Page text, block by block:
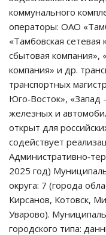
коммунального
операторы: ОАО
«Тамбовская сетевая
сбытовая компания»,
компания» и др.
транспортных
Юго‑Восток», «Запад
железных и
открыт для
содействует
2025 год)
округа: 7 (города
Кирсанов, Котовск,
Уварово).
городского типа: